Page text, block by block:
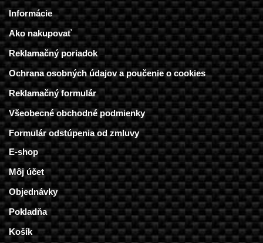
Informácie
Ako nakupovať
Reklamačný poriadok
Ochrana osobných údajov a poučenie o cookies
Reklamačný formulár
Všeobecné obchodné podmienky
Formulár odstúpenia od zmluvy
E-shop
Môj účet
Objednávky
Pokladňa
Košík